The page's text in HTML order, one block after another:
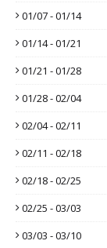
01/07 - 01/14
01/14 - 01/21
01/21 - 01/28
01/28 - 02/04
02/04 - 02/11
02/11 - 02/18
02/18 - 02/25
02/25 - 03/03
03/03 - 03/10